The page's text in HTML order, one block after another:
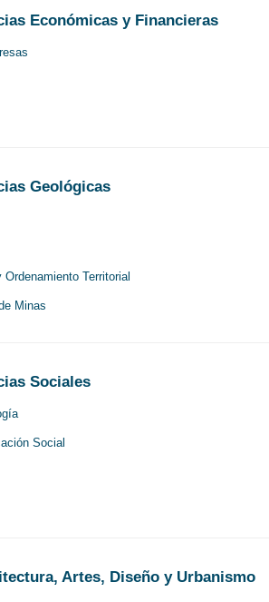
Económicas y Financieras
Geológicas
Territorial
Minas
Sociales
Social
Artes, Diseño y Urbanismo